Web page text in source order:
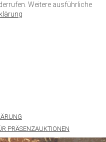
Weitere ausführliche
PRÄSENZAUKTIONEN